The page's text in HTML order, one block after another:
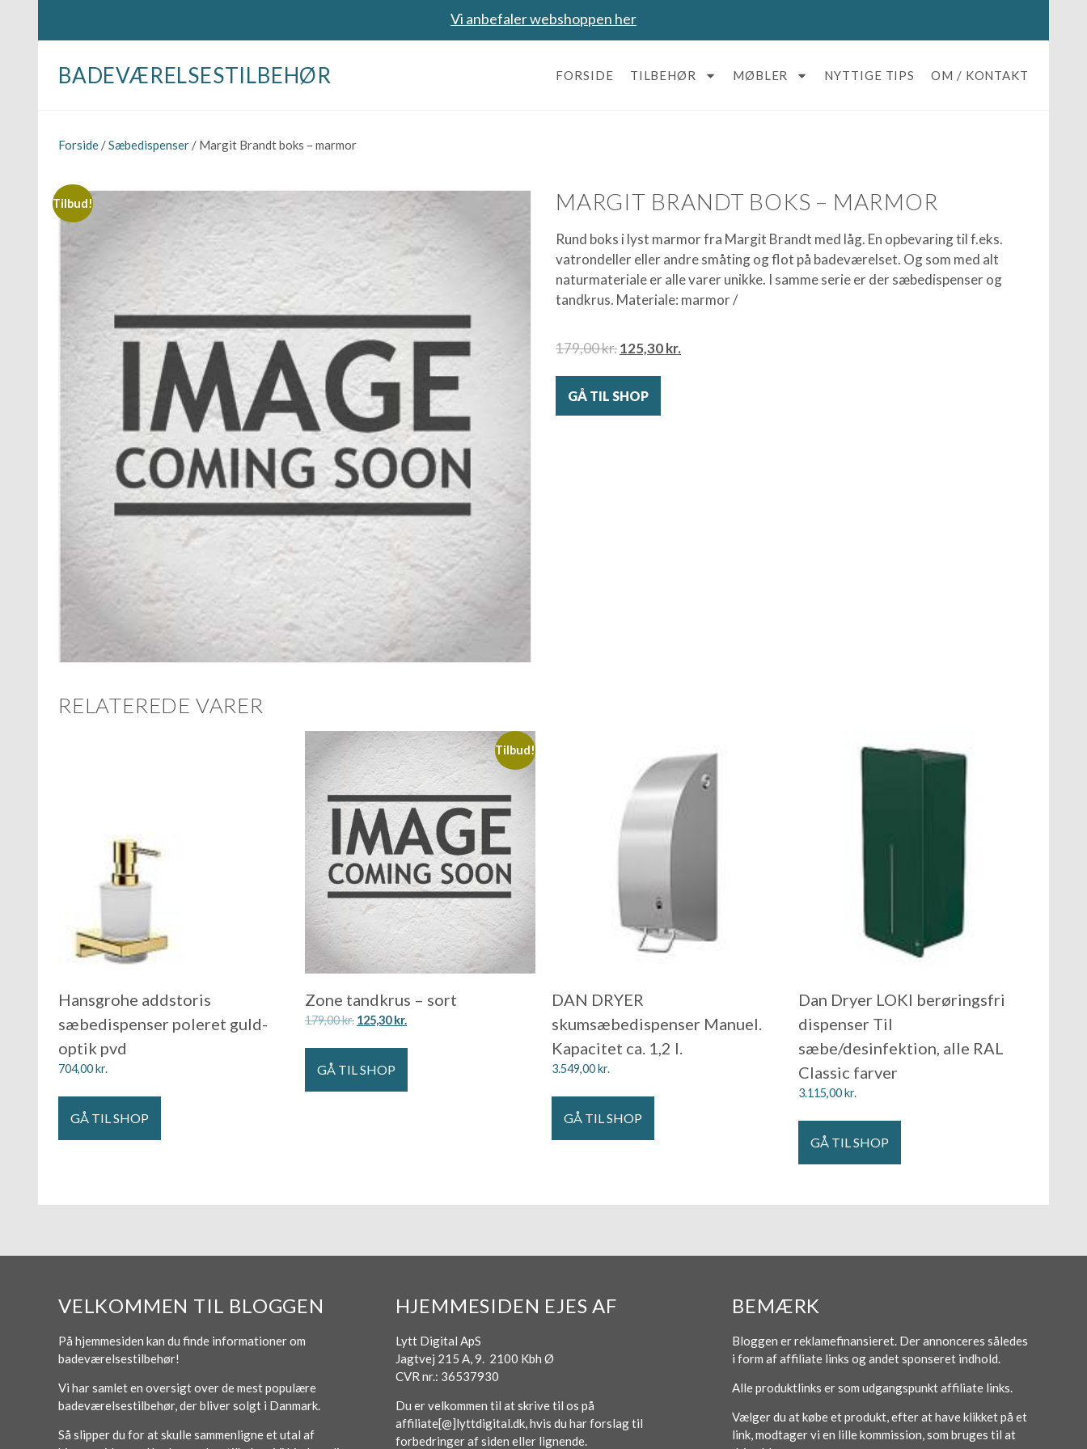
Vi anbefaler webshoppen her
BADEVÆRELSESTILBEHØR FORSIDE TILBEHØR MØBLER NYTTIGE TIPS OM / KONTAKT
Forside /Sæbedispenser / Margit Brandt boks – marmor
Tilbud! MARGIT BRANDT BOKS – MARMOR
Rund boks i lyst marmor fra Margit Brandt med låg. En opbevaring til f.eks.
vatrondeller eller andre småting og flot på badeværelset. Og som med alt
naturmateriale er alle varer unikke. I samme serie er der sæbedispenser og
tandkrus. Materiale: marmor /
179,00kr.125,30kr.
GÅ TIL SHOP
RELATEREDE VARER
Hansgrohe addstoris
sæbedispenser poleret guld-
optik pvd
704,00kr.
GÅ TIL SHOP
Tilbud!
Zone tandkrus – sort
179,00kr. 125,30kr.
GÅ TIL SHOP
DAN DRYER
skumsæbedispenser Manuel.
Kapacitet ca. 1,2 l.
3.549,00kr.
GÅ TIL SHOP
Dan Dryer LOKI berøringsfri
dispenser Til
sæbe/desinfektion, alle RAL
Classic farver
3.115,00kr.
GÅ TIL SHOP
VELKOMMEN TIL BLOGGEN
På hjemmesiden kan du finde informationer om
badeværelsestilbehør!
Vi har samlet en oversigt over de mest populære
badeværelsestilbehør, der bliver solgt i Danmark.
Så slipper du for at skulle sammenligne et utal af
HJEMMESIDEN EJES AF
Lytt Digital ApS
Jagtvej 215 A, 9. 2100 Kbh Ø
CVR nr.: 36537930
Du er velkommen til at skrive til os på
affiliate[@]lyttdigital.dk, hvis du har forslag til
forbedringer af siden eller lignende.
BEMÆRK
Bloggen er reklamefinansieret. Der annonceres således
i form af affiliate links og andet sponseret indhold.
Alle produktlinks er som udgangspunkt affiliate links.
Vælger du at købe et produkt, efter at have klikket på et
link, modtager vi en lille kommission, som bruges til at